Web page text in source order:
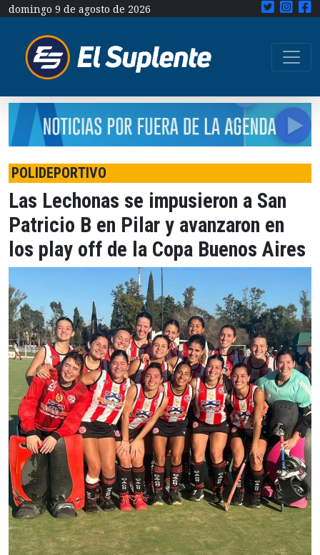
domingo 9 de agosto de 2026
POLIDEPORTIVO
Las Lechonas se impusieron a San
Patricio B en Pilar y avanzaron en
los play off de la Copa Buenos Aires